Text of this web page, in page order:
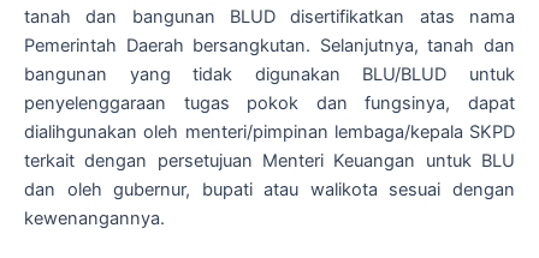
tanah dan bangunan BLUD disertifikatkan atas nama
Pemerintah Daerah bersangkutan. Selanjutnya, tanah dan
bangunan yang tidak digunakan BLU/BLUD untuk
penyelenggaraan tugas pokok dan fungsinya, dapat
dialihgunakan oleh menteri/pimpinan lembaga/kepala SKPD
terkait dengan persetujuan Menteri Keuangan untuk BLU
dan oleh gubernur, bupati atau walikota sesuai dengan
kewenangannya.